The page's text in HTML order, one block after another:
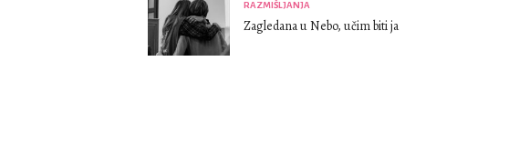
RAZMIŠLJANJA
Zagledana u Nebo, učim biti ja